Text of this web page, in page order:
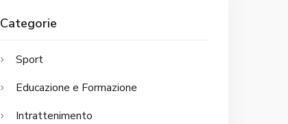
Categorie
Sport
Educazione e Formazione
Intrattenimento